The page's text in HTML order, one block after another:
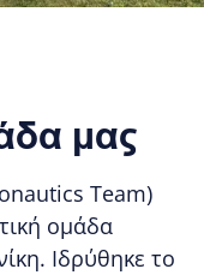
μας
Team)
ομάδα
Ιδρύθηκε το